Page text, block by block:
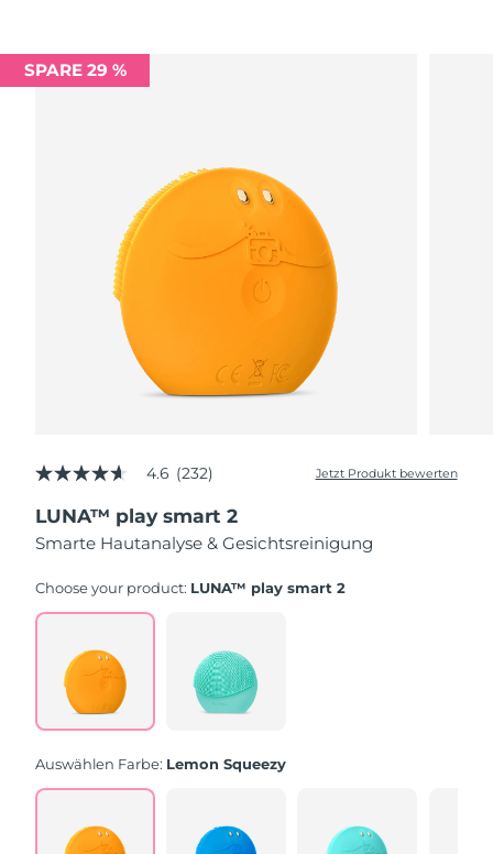
SPARE 29 %
4.6
5
Sternen,
Durchschnittswert
Bewertung.
232
Link
derselben
Seite.
4.6 (232) Jetzt Produkt bewerten
LUNA™ play smart 2
Smarte Hautanalyse & Gesichtsreinigung
Choose your product: LUNA™ play smart 2
Auswählen Farbe: Lemon Squeezy